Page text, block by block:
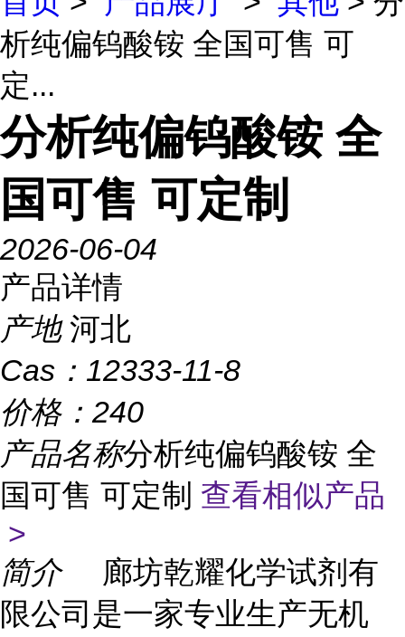
析纯偏钨酸铵 全国可售 可
定...
分析纯偏钨酸铵 全
国可售 可定制
2026-06-04
产品详情
产地 河北
Cas： 12333-11-8
价格： 240
产品名称分析纯偏钨酸铵 全
国可售 可定制 查看相似产品
>
简介
廊坊乾耀化学试剂有
限公司是一家专业生产无机